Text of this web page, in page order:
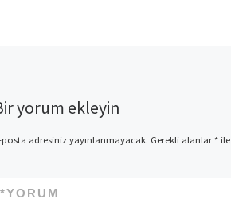
yorum ekleyin
posta adresiniz yayınlanmayacak. Gerekli alanlar*ile
YORUM
*